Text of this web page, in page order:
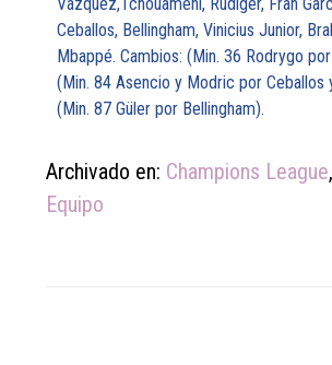
Vázquez,Tchouameni, Rüdiger, Fran
Ceballos, Bellingham, Vinicius Junior,
Mbappé. Cambios: (Min. 36 Rodrygo
(Min. 84 Asencio y Modric por Ceballos
(Min. 87 Güler por Bellingham).
Archivado en: Champions League,
Equipo